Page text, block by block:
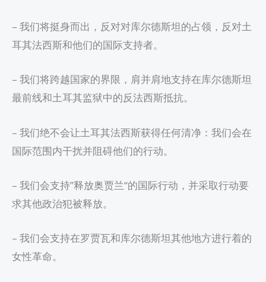
– 我们将挺身而出，反对对库尔德斯坦的占领，反对土
耳其法西斯和他们的国际支持者。
– 我们将跨越国家的界限，肩并肩地支持在库尔德斯坦
最前线和土耳其监狱中的反法西斯抵抗。
– 我们绝不会让土耳其法西斯获得任何清净：我们会在
国际范围内干扰并阻碍他们的行动。
– 我们会支持”释放奥贾兰“的国际行动，并采取行动要
求其他政治犯被释放。
– 我们会支持在罗贾瓦和库尔德斯坦其他地方进行着的
女性革命。